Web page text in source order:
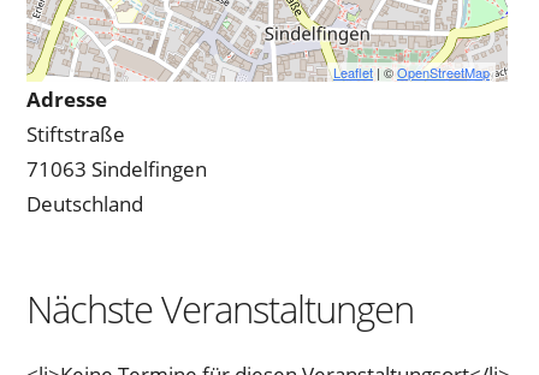
Leaflet| ©OpenStreetMap
Adresse
Stiftstraße
71063 Sindelfingen
Deutschland
Nächste Veranstaltungen